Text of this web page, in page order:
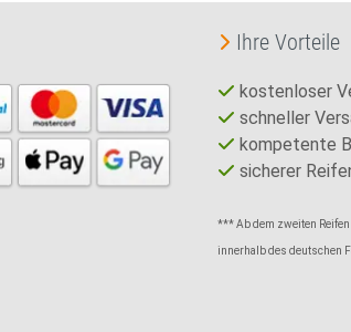
Ihre Vorteile
kostenloser
schneller
kompetente
sicherer
*** Ab dem zweiten
innerhalb des deutschen